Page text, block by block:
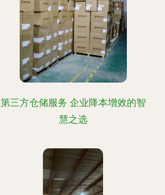
第三方仓储服务 企业降本增效的智
慧之选